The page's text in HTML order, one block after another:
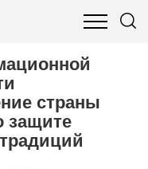
БИЗНЕС И ФИНАНСЫ
страны
защите